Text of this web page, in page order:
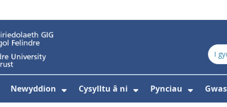
Newyddion Cysylltu â ni Pynciau